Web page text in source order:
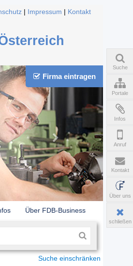
Impressum Kontakt
Firma eintragen
Über FDB-Business
Suche einschränken
Suche
Portale
Infos
Anruf
Kontakt
Über uns
schließen